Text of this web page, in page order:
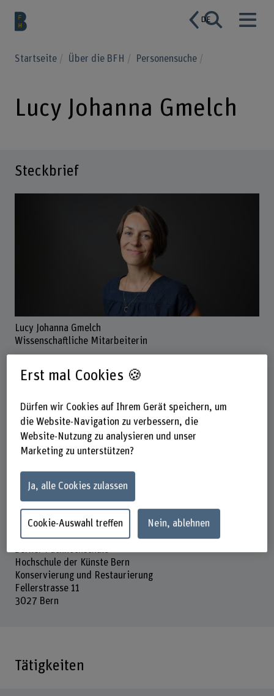
DE
Startseite Über die BFH Personensuche
Lucy Johanna Gmelch
Steckbrief
Lucy Johanna Gmelch
Wissenschaftliche Mitarbeiterin
Kontakt
E-Mail anzeigen
www.bfh.ch/de/lucy-johanna-gmelch
Präsenzzeit
Dienstag
Donnerstag
Freitag
Adresse
Hochschule der Künste Bern
Konservierung und Restaurierung
Fellerstrasse 11
3027 Bern
Tätigkeiten
Erst mal Cookies 🍪
Dürfen wir Cookies auf Ihrem Gerät speichern, um
die Website-Navigation zu verbessern, die
Website-Nutzung zu analysieren und unser
Marketing zu unterstützen?
Ja, alle Cookies zulassen
Cookie-Auswahl treffen Nein, ablehnen